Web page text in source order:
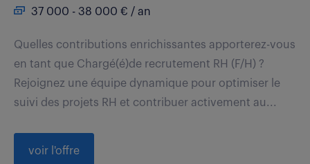
37 000 - 38 000 € / an
Quelles contributions enrichissantes apporterez-vous
en tant que Chargé(é)de recrutement RH (F/H) ?
Rejoignez une équipe dynamique pour optimiser le
suivi des projets RH et contribuer activement au...
voir l'offre